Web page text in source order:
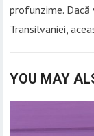
profunzime.
Transilvaniei,
YOU MAY